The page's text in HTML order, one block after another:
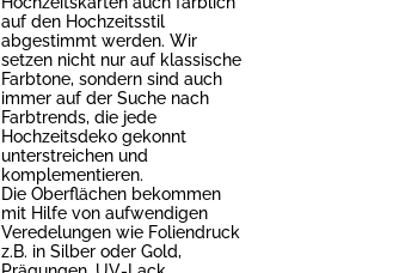
auf den Hochzeitsstil
abgestimmt werden. Wir
setzen nicht nur auf klassische
Farbtone, sondern sind auch
immer auf der Suche nach
Farbtrends, die jede
Hochzeitsdeko gekonnt
unterstreichen und
komplementieren.
Die Oberflächen bekommen
mit Hilfe von aufwendigen
Veredelungen wie Foliendruck
z.B. in Silber oder Gold,